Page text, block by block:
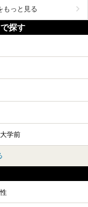
もっと見る
探す
学前